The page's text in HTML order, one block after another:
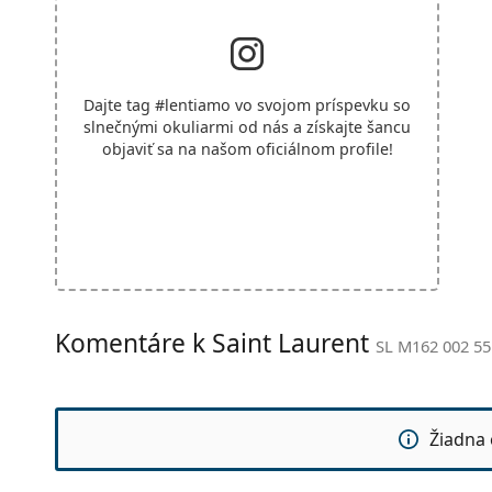
Dajte tag #lentiamo vo svojom príspevku so
slnečnými okuliarmi od nás a získajte šancu
objaviť sa na našom oficiálnom profile!
Komentáre k Saint Laurent SL M162 002 55
Žiadna